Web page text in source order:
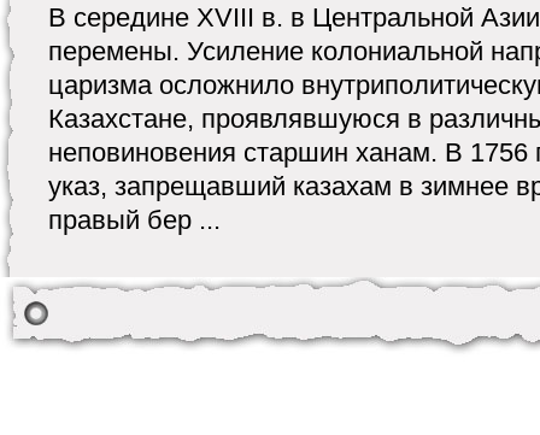
В середине XVIII в. в Центральной
перемены. Усиление колониальной
царизма осложнило
Казахстане, проявлявшуюся в
неповиновения старшин ханам. В 1756
указ, запрещавший казахам в зимнее
правый бер ...